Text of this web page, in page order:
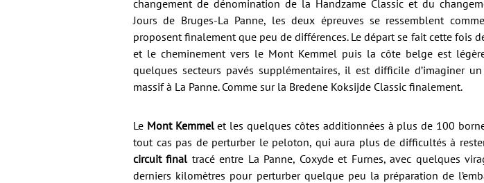
changement de dénomination de la Handzame Classic et du
Jours de Bruges-La Panne, les deux épreuves se ressemblent
proposent finalement que peu de différences. Le départ se fait cette fois
et le cheminement vers le Mont Kemmel puis la côte belge est
quelques secteurs pavés supplémentaires, il est difficile d’imaginer
massif à La Panne. Comme sur la Bredene Koksijde Classic finalement.
Le Mont Kemmelet les quelques côtes additionnées à plus de 100
tout cas pas de perturber le peloton, qui aura plus de difficultés à
circuit finaltracé entre La Panne, Coxyde et Furnes, avec quelques
derniers kilomètres pour perturber quelque peu la préparation de